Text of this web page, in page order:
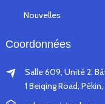
Nouvelles
Coordonnées
Salle 609, Unité 2,
1 Beiqing Road,